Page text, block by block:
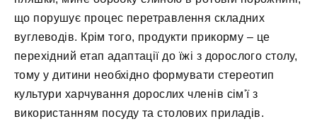
що порушує процес перетравлення складних
вуглеводів. Крім того, продукти прикорму – це
перехідний етап адаптації до їжі з дорослого столу,
тому у дитини необхідно формувати стереотип
культури харчування дорослих членів сім'ї з
використанням посуду та столових приладів.